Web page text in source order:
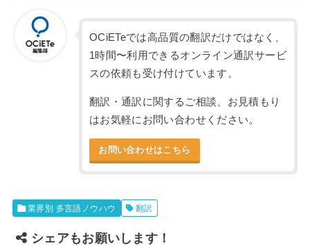
OCiETeでは高品質の翻訳だけではなく、
1時間〜利用できるオンライン通訳サービ
スの依頼も受け付けています。
翻訳・通訳に関するご相談、お見積もり
はお気軽にお問い合わせください。
お問い合わせはこちら
業界別 多言語ノウハウ 翻訳
シェアもお願いします！